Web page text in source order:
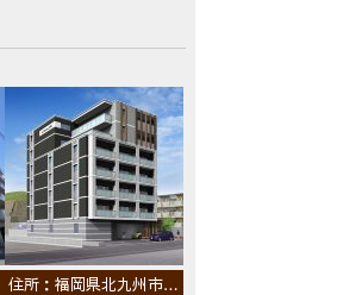
住所：福岡県北九州市…